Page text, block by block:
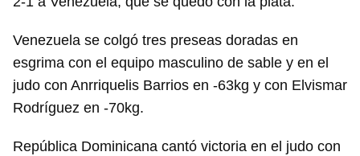
Venezuela se colgó tres preseas doradas en
esgrima con el equipo masculino de sable y en el
judo con Anrriquelis Barrios en -63kg y con Elvismar
Rodríguez en -70kg.
República Dominicana cantó victoria en el judo con